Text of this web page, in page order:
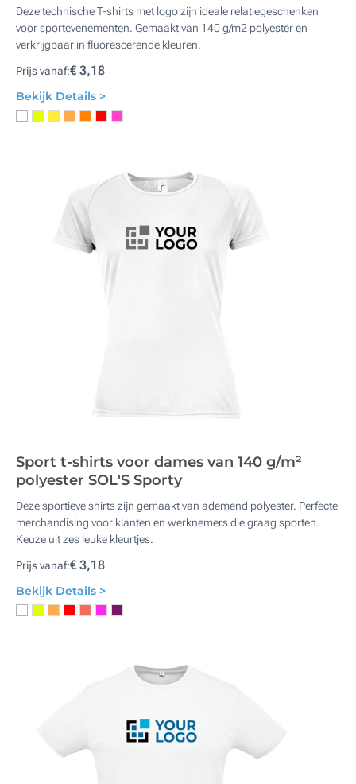
Deze technische T-shirts met logo zijn ideale relatiegeschenken
voor sportevenementen. Gemaakt van 140 g/m2 polyester en
verkrijgbaar in fluorescerende kleuren.
Prijs vanaf:€ 3,18
Bekijk Details >
Sport t-shirts voor dames van 140 g/m²
polyester SOL'S Sporty
Deze sportieve shirts zijn gemaakt van ademend polyester. Perfecte
merchandising voor klanten en werknemers die graag sporten.
Keuze uit zes leuke kleurtjes.
Prijs vanaf:€ 3,18
Bekijk Details >